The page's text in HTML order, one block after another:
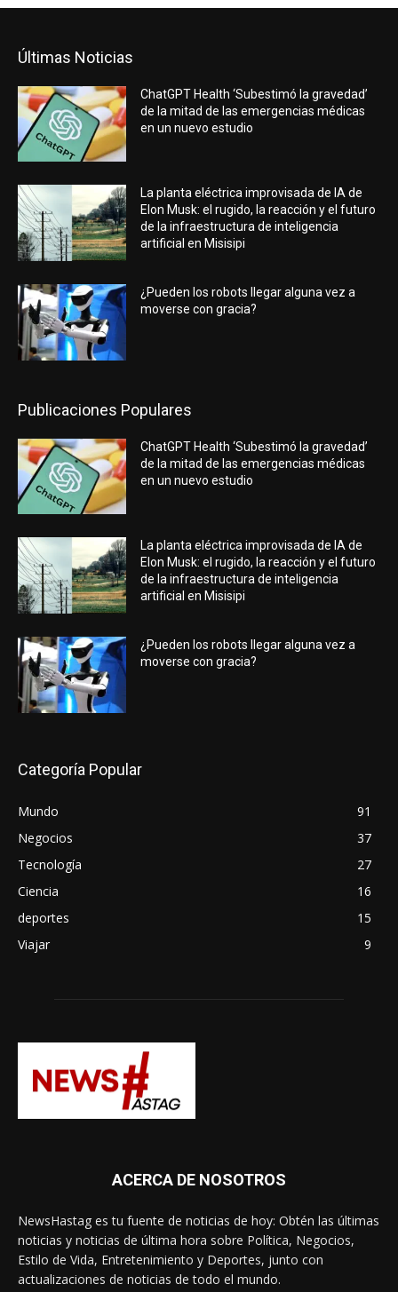
Últimas Noticias
ChatGPT Health ‘Subestimó la gravedad’
de la mitad de las emergencias médicas
en un nuevo estudio
La planta eléctrica improvisada de IA de
Elon Musk: el rugido, la reacción y el futuro
de la infraestructura de inteligencia
artificial en Misisipi
¿Pueden los robots llegar alguna vez a
moverse con gracia?
Publicaciones Populares
ChatGPT Health ‘Subestimó la gravedad’
de la mitad de las emergencias médicas
en un nuevo estudio
La planta eléctrica improvisada de IA de
Elon Musk: el rugido, la reacción y el futuro
de la infraestructura de inteligencia
artificial en Misisipi
¿Pueden los robots llegar alguna vez a
moverse con gracia?
Categoría Popular
Mundo
91
Negocios
37
Tecnología
27
Ciencia
16
deportes
15
Viajar
9
ACERCA DE NOSOTROS
NewsHastag es tu fuente de noticias de hoy: Obtén las últimas
noticias y noticias de última hora sobre Política, Negocios,
Estilo de Vida, Entretenimiento y Deportes, junto con
actualizaciones de noticias de todo el mundo.